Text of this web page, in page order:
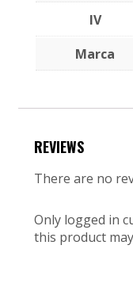
IV
Marca
REVIEWS
There are no
Only logged in
this product